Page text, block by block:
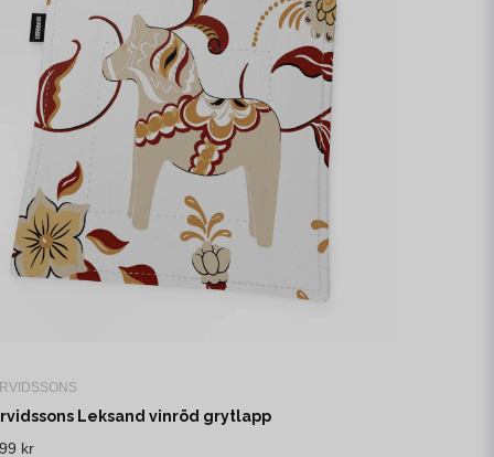
Leksand vinröd grytlapp
kr